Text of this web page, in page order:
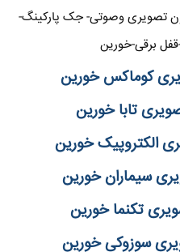
تصویری وصوتی- جک پارکینگ-
برقی-خورین
کوماکس خورین
تابا خورین
الکتروپیک خورین
سیماران خورین
تکنما خورین
سوزوکی خورین